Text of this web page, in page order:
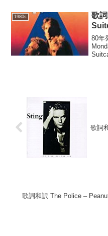
1980s
歌
80年
歌詞
歌詞和訳 The Police –